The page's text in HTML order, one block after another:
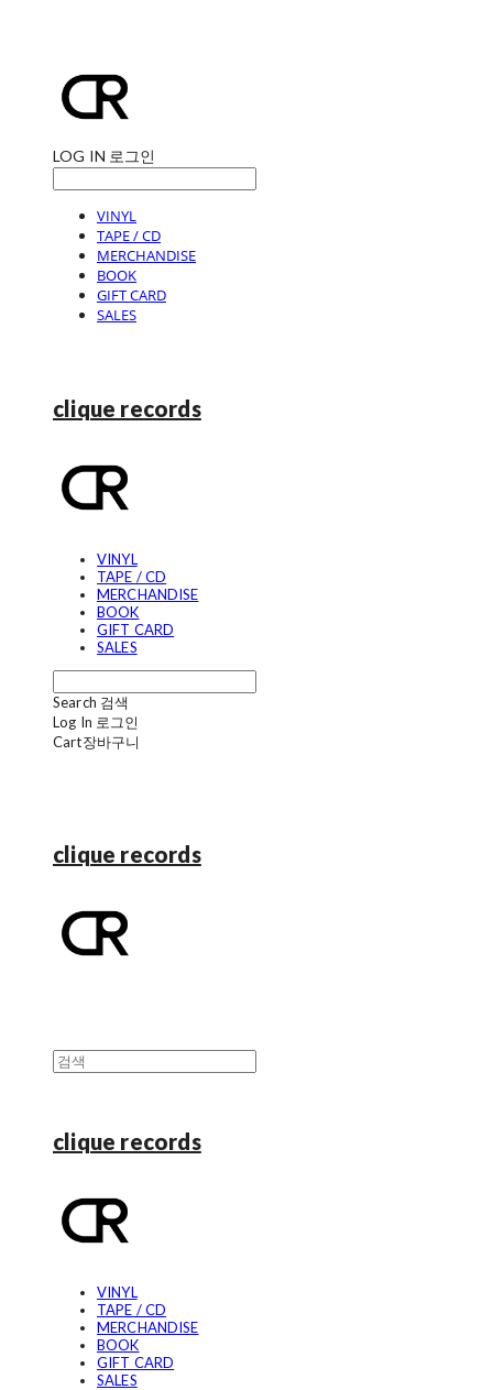
LOG IN 로그인
VINYL
TAPE / CD
MERCHANDISE
BOOK
GIFT CARD
SALES
clique records
VINYL
TAPE / CD
MERCHANDISE
BOOK
GIFT CARD
SALES
Search 검색
Log In 로그인
Cart장바구니
clique records
clique records
VINYL
TAPE / CD
MERCHANDISE
BOOK
GIFT CARD
SALES